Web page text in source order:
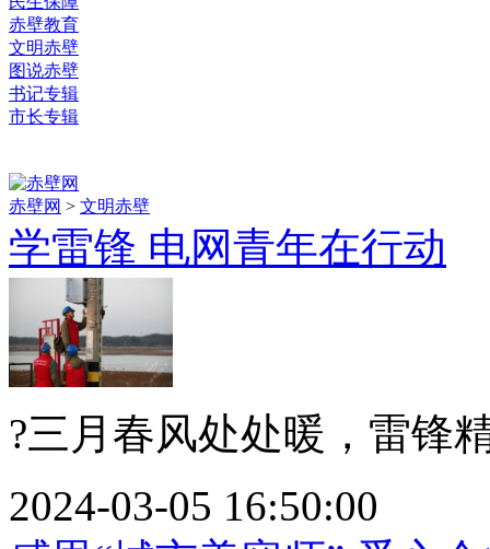
赤壁教育
文明赤壁
图说赤壁
书记专辑
市长专辑
赤壁网 > 文明赤壁
学雷锋 电网青年在行动
?三月春风处处暖，雷锋
2024-03-05 16:50:00